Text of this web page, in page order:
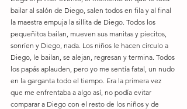
bailar al salón de Diego, salen todos en fila y al final
la maestra empuja la sillita de Diego. Todos los
pequeñitos bailan, mueven sus manitas y piecitos,
sonríen y Diego, nada. Los niños le hacen círculo a
Diego, le bailan, se alejan, regresan y termina. Todos
los papás aplauden, pero yo me sentía fatal, un nudo
en la garganta todo el tiempo. Era la primera vez
que me enfrentaba a algo así, no podía evitar
comparar a Diego con el resto de los niños y de